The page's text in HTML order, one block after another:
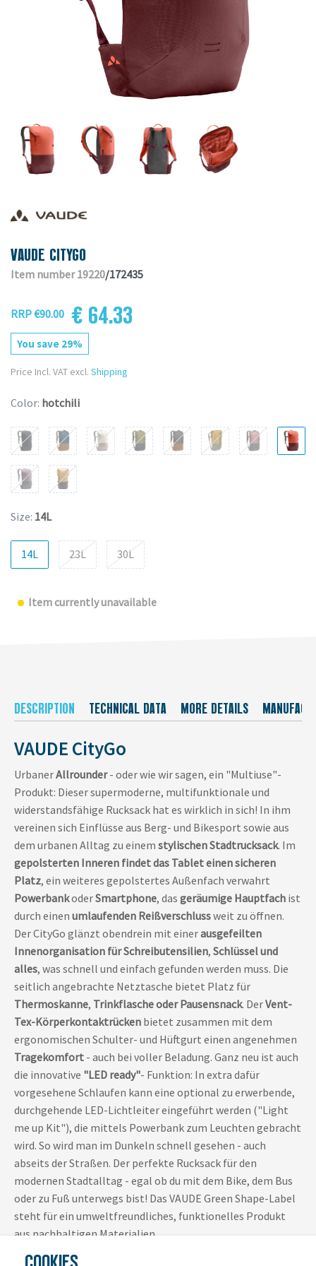
VAUDE CITYGO
Item number 19220/172435
RRP €90.00 € 64.33
You save 29%
Price Incl. VAT excl. Shipping
Color: hotchili
Size: 14L
14L 23L 30L
Item currently unavailable
DESCRIPTION TECHNICAL DATA MORE DETAILS
VAUDE CityGo
UrbanerAllrounder- oder wie wir sagen, ein "Multiuse"-
Produkt: Dieser supermoderne, multifunktionale und
widerstandsfähige Rucksack hat es wirklich in sich! In ihm
vereinen sich Einflüsse aus Berg- und Bikesport sowie aus
dem urbanen Alltag zu einem stylischen Stadtrucksack. Im
gepolsterten Inneren findet das Tablet einen sicheren
Platz, ein weiteres gepolstertes Außenfach verwahrt
PowerbankoderSmartphone, das geräumige Hauptfach ist
durch einen umlaufenden Reißverschlussweit zu öffnen.
Der CityGo glänzt obendrein mit einerausgefeilten
Innenorganisation für Schreibutensilien, Schlüssel und
alles, was schnell und einfach gefunden werden muss. Die
seitlich angebrachte Netztasche bietet Platz für
Thermoskanne, Trinkflasche oder Pausensnack. DerVent-
Tex-Körperkontaktrücken bietet zusammen mit dem
ergonomischen Schulter- und Hüftgurt einen angenehmen
Tragekomfort - auch bei voller Beladung. Ganz neu ist auch
die innovative "LED ready"- Funktion: In extra dafür
vorgesehene Schlaufen kann eine optional zu erwerbende,
durchgehende LED-Lichtleiter eingeführt werden ("Light
me up Kit"), die mittels Powerbank zum Leuchten gebracht
wird. So wird man im Dunkeln schnell gesehen - auch
abseits der Straßen. Der perfekte Rucksack für den
modernen Stadtalltag - egal ob du mit dem Bike, dem Bus
oder zu Fuß unterwegs bist! Das VAUDE Green Shape-Label
steht für ein umweltfreundliches, funktionelles Produkt
aus nachhaltigen Materialien.
Tabletfach